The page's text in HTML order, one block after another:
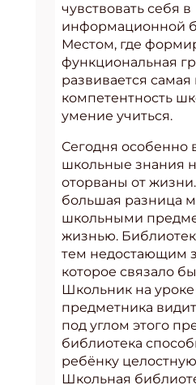
чувствовать себя в
информационной
Местом, где
функциональная
развивается самая
компетентность
умение учиться.
Сегодня особенно
школьные знания
оторваны от
большая разница
школьными
жизнью.
тем недостающим
которое связало
Школьник на
предметника
под углом этого
библиотека
ребёнку
Школьная